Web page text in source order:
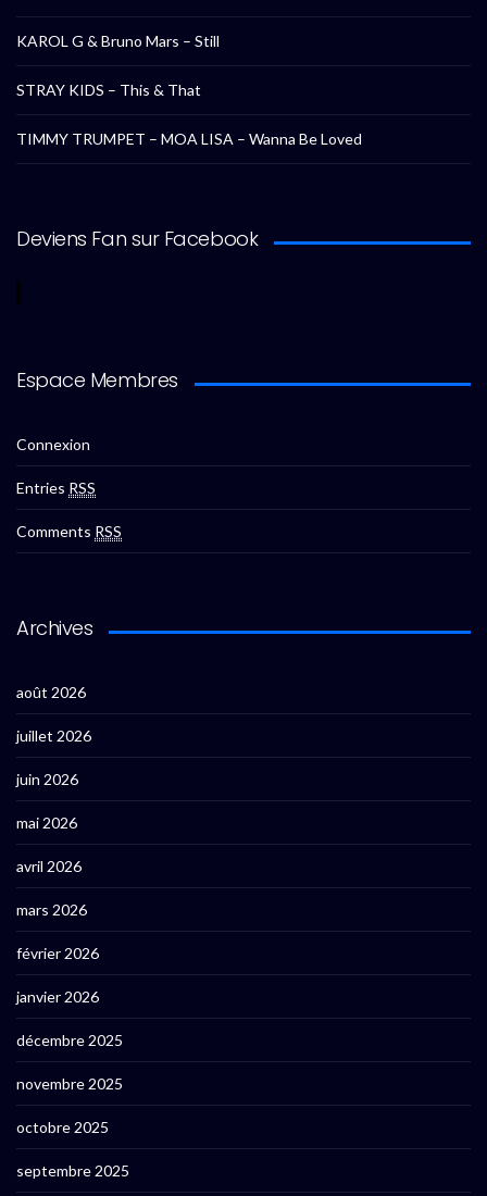
KAROL G & Bruno Mars – Still
STRAY KIDS – This & That
TIMMY TRUMPET – MOA LISA – Wanna Be Loved
Deviens Fan sur Facebook
Espace Membres
Connexion
Entries RSS
Comments RSS
Archives
août 2026
juillet 2026
juin 2026
mai 2026
avril 2026
mars 2026
février 2026
janvier 2026
décembre 2025
novembre 2025
octobre 2025
septembre 2025